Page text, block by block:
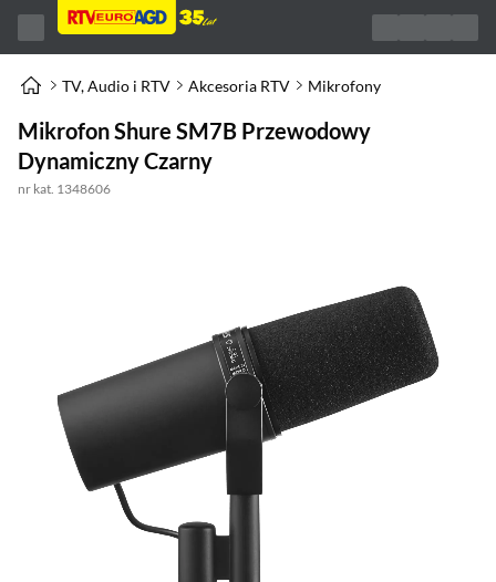
TV, Audio i RTV Akcesoria RTV Mikrofony
Mikrofon Shure SM7B Przewodowy
Dynamiczny Czarny
nr kat. 1348606